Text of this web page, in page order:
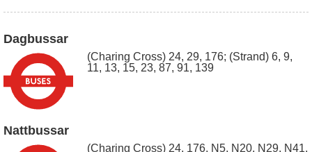
Dagbussar
(Charing Cross) 24, 29, 176; (Strand) 6, 9,
11, 13, 15, 23, 87, 91, 139
Nattbussar
(Charing Cross) 24, 176, N5, N20, N29, N41,